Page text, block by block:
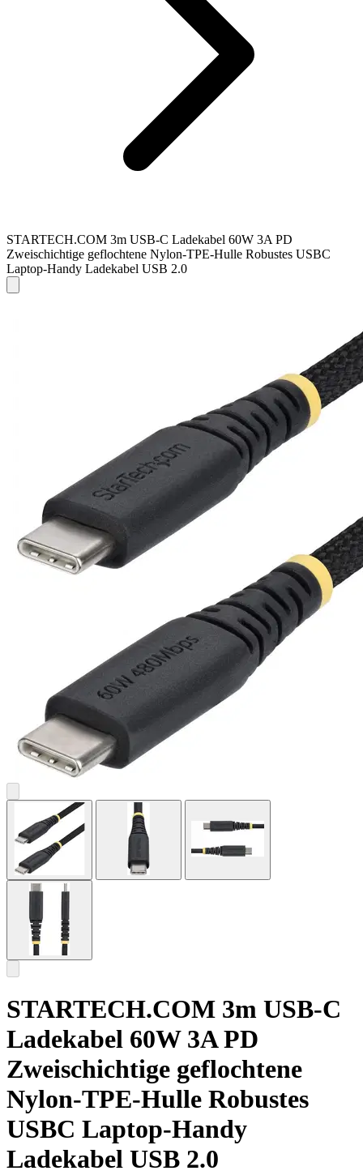
STARTECH.COM 3m USB-C Ladekabel 60W 3A PD
Zweischichtige geflochtene Nylon-TPE-Hulle Robustes USBC
Laptop-Handy Ladekabel USB 2.0
STARTECH.COM 3m USB-C
Ladekabel 60W 3A PD
Zweischichtige geflochtene
Nylon-TPE-Hulle Robustes
USBC Laptop-Handy
Ladekabel USB 2.0